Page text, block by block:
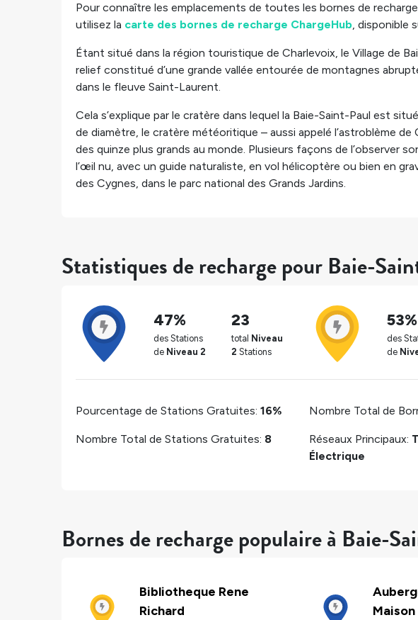
Pour connaître les emplacements de toutes les bornes de
utilisez la carte des bornes de recharge ChargeHub, disponible
Étant situé dans la région touristique de Charlevoix, le Village de
relief constitué d’une grande vallée entourée de montagnes
dans le fleuve Saint-Laurent.
Cela s’explique par le cratère dans lequel la Baie-Saint-Paul est
de diamètre, le cratère météoritique – aussi appelé l’astroblème de
des quinze plus grands au monde. Plusieurs façons de l’observer
l’œil nu, avec un guide naturaliste, en vol hélicoptère ou bien en
des Cygnes, dans le parc national des Grands Jardins.
Statistiques de recharge pour Baie-
47%
des Stations
de Niveau 2
23
total Niveau
2 Stations
53%
des
de
Pourcentage de Stations Gratuites: 16%
Nombre Total de Stations Gratuites: 8
Nombre Total de
Réseaux Principaux:
Électrique
Bornes de recharge populaire à Baie-
Bibliotheque Rene
Richard
Maison